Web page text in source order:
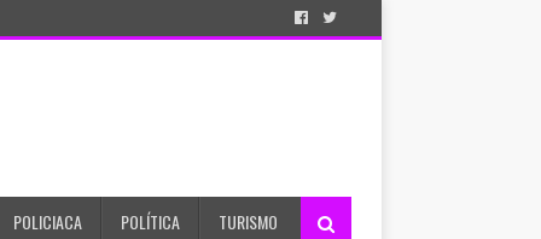
POLICIACA POLÍTICA TURISMO